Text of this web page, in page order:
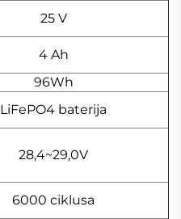
25 V
4 Ah
96Wh
LiFePO4 baterija
28,4~29,0V
6000 ciklusa